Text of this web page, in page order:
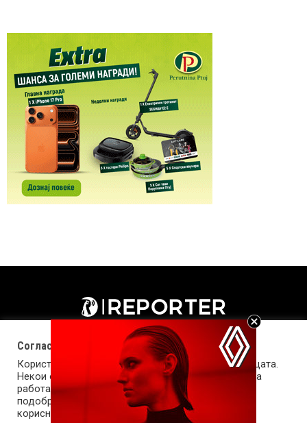
Согласност за колачиња (cookies)
Користиме колачиња за оптимизирање на страницата.
Некои од колачињата се од суштинско значење за
работата на страницата, а други помагаат да ја
подобриме оваа интернет страница и вашето
корисничко искуство. Напомена: задолжителните